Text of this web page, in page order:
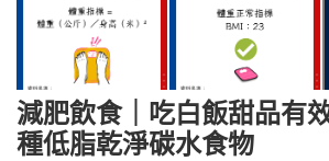
減肥飲食｜吃白飯甜品有
種低脂乾淨碳水食物